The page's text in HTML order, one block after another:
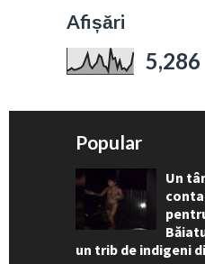
Afișări
5,286
Popular
Un
un trib de indigeni